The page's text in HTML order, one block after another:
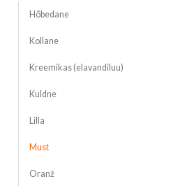
Hõbedane
Kollane
Kreemikas (elavandiluu)
Kuldne
Lilla
Must
Oranž